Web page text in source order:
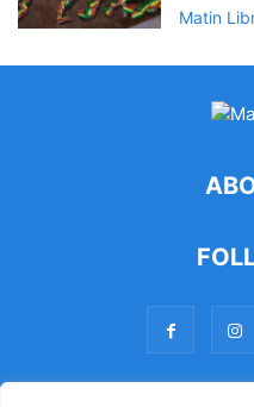
Matin